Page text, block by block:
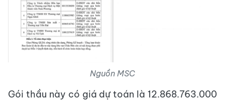
Nguồn MSC
Gói thầu này có giá dự toán là 12.868.763.000